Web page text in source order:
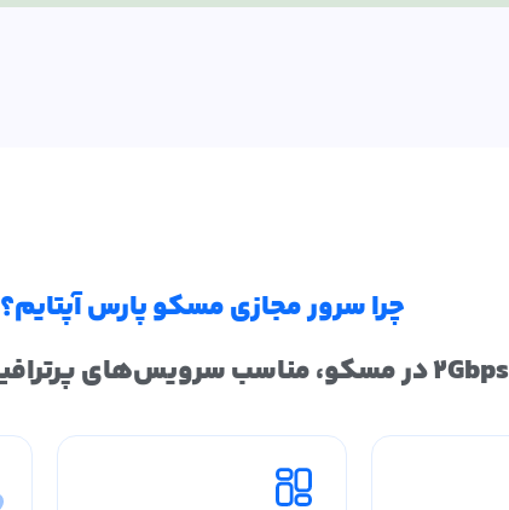
چرا سرور مجازی مسکو پارس آپتایم؟